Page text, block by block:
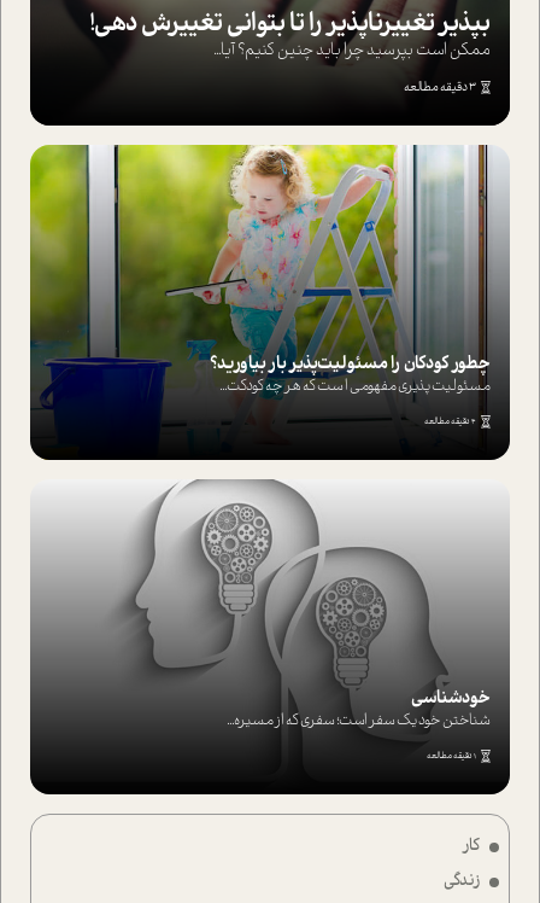
کار
زندگی
بپذير تغييرناپذير را تا بتواني تغييرش دهي!‏
ممکن است بپرسيد چرا بايد چنين کنيم؟ آيا...
3 دقیقه مطالعه
چطور کودکان را مسئولیت‌پذیر بار بیاورید؟
مسئولیت پذیری مفهومی ا ست که هر چه کودکت...
4 دقیقه مطالعه
خودشناسی
شناختن خود یک سفر است؛ سفری که از مسیره...
1 دقیقه مطالعه